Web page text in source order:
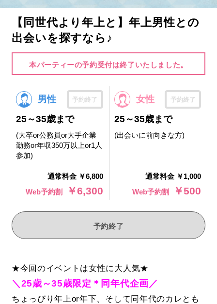
【同世代より年上と】年上男性との
出会いを探すなら♪
本パーティーの予約受付は終了いたしました。
男性 予約終了
25～35歳まで
(大卒or公務員or大手企業
勤務or年収350万以上or1人
参加)
通常料金 ￥6,800
Web予約割
￥6,300
女性 予約終了
25～35歳まで
(出会いに前向きな方)
通常料金 ￥1,000
Web予約割
￥500
予約終了
★今回のイベントは女性に大人気★
＼25歳～35歳限定＊同年代企画／
ちょっぴり年上or年下、そして同年代のカレとも